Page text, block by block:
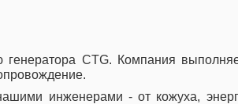
CTG. Компания
инженерами - от кожуха,